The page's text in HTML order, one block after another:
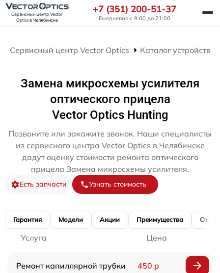
Сервисный центр Vector
Opticsв Челябинске
+7 (351) 200-51-37
Ежедневно с 9:00 до 21:00
Сервисный центр Vector Optics Каталог устройств
Замена микросхемы усилителя
оптического прицела
Vector Optics Hunting
Позвоните или закажите звонок. Наши специалисты
из сервисного центра Vector Optics в Челябинске
дадут оценку стоимости ремонта оптического
прицела Замена микросхемы усилителя.
Есть запчасти Узнать стоимость
Гарантия Модели Акции Преимущества
Услуга Цена
Ремонт капиллярной трубки 450 р